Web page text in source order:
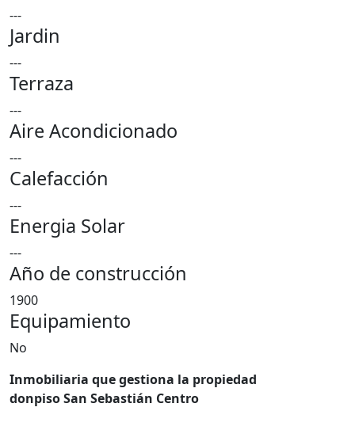
---
Jardin
---
Terraza
---
Aire Acondicionado
---
Calefacción
---
Energia Solar
---
Año de construcción
1900
Equipamiento
No
Inmobiliaria que gestiona la propiedad
donpiso San Sebastián Centro